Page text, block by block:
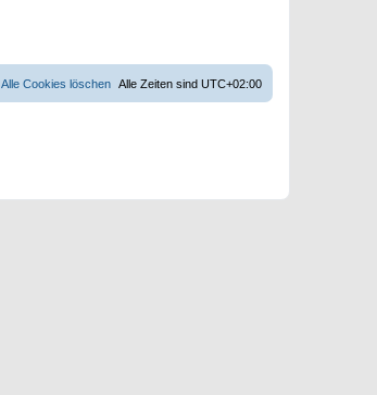
Alle Zeiten sind UTC+02:00
Alle Cookies löschen